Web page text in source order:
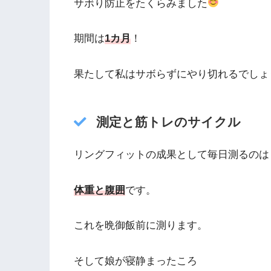
サボり防止をたくらみました
期間は1カ月 ！
果たして私はサボらずにやり切れるでし
測定と筋トレのサイクル
リングフィットの成果として毎日測るのは
体重と腹囲です。
これを晩御飯前に測ります。
そして娘が寝静まったころ